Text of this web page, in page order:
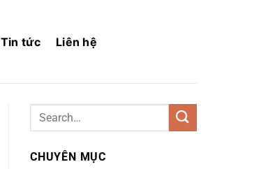
Tin tức Liên hệ
CHUYÊN MỤC